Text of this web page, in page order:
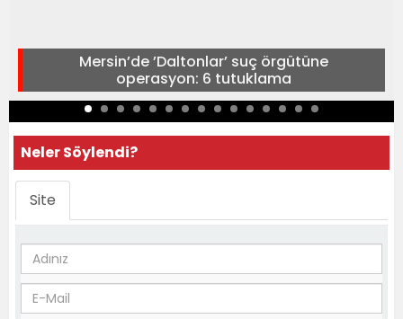
Mersin’de ’Daltonlar’ suç örgütüne
operasyon: 6 tutuklama
Neler Söylendi?
Site